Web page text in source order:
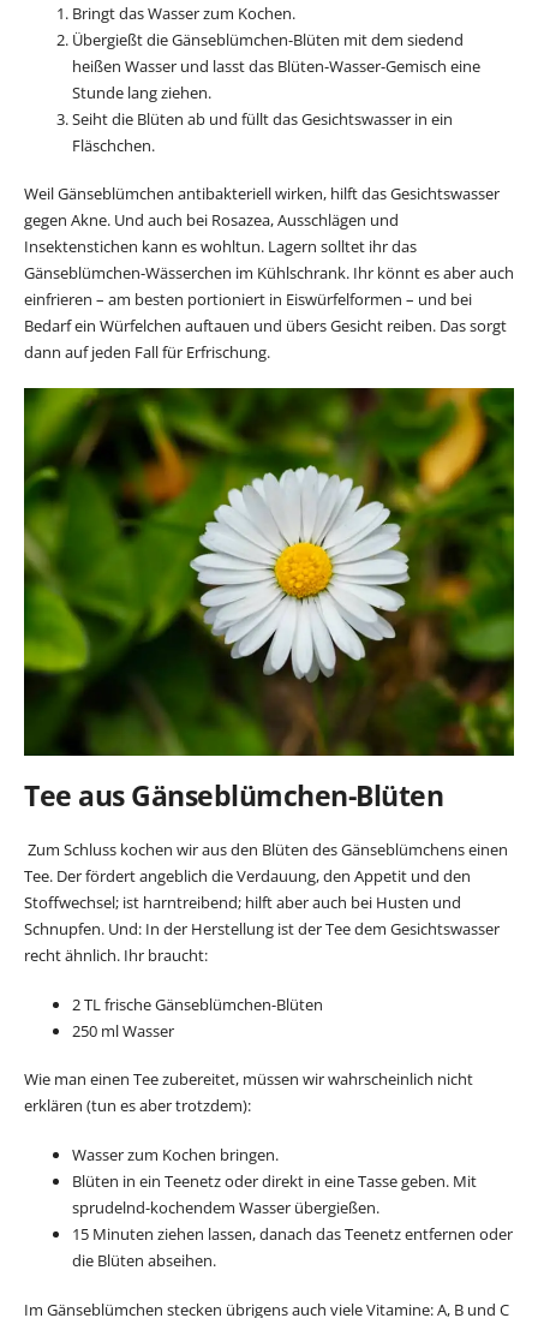
Bringt das Wasser zum Kochen.
Übergießt die Gänseblümchen-Blüten mit dem siedend
heißen Wasser und lasst das Blüten-Wasser-Gemisch eine
Stunde lang ziehen.
Seiht die Blüten ab und füllt das Gesichtswasser in ein
Fläschchen.
Weil Gänseblümchen antibakteriell wirken, hilft das Gesichtswasser
gegen Akne. Und auch bei Rosazea, Ausschlägen und
Insektenstichen kann es wohltun. Lagern solltet ihr das
Gänseblümchen-Wässerchen im Kühlschrank. Ihr könnt es aber auch
einfrieren – am besten portioniert in Eiswürfelformen – und bei
Bedarf ein Würfelchen auftauen und übers Gesicht reiben. Das sorgt
dann auf jeden Fall für Erfrischung.
Tee aus Gänseblümchen-Blüten
Zum Schluss kochen wir aus den Blüten des Gänseblümchens einen
Tee. Der fördert angeblich die Verdauung, den Appetit und den
Stoffwechsel; ist harntreibend; hilft aber auch bei Husten und
Schnupfen. Und: In der Herstellung ist der Tee dem Gesichtswasser
recht ähnlich. Ihr braucht:
2 TL frische Gänseblümchen-Blüten
250 ml Wasser
Wie man einen Tee zubereitet, müssen wir wahrscheinlich nicht
erklären (tun es aber trotzdem):
Wasser zum Kochen bringen.
Blüten in ein Teenetz oder direkt in eine Tasse geben. Mit
sprudelnd-kochendem Wasser übergießen.
15 Minuten ziehen lassen, danach das Teenetz entfernen oder
die Blüten abseihen.
Im Gänseblümchen stecken übrigens auch viele Vitamine: A, B und C